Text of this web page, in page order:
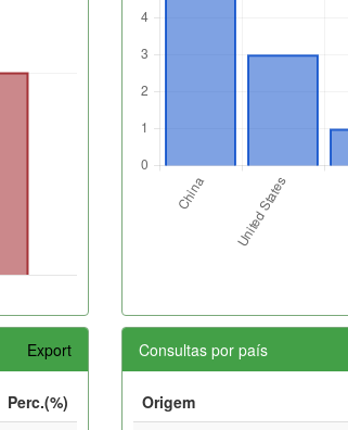
Export
Perc.(%)
Consultas por país
Origem